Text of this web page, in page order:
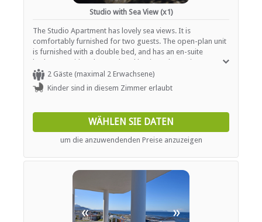
INTERNET
Kostenloses Wi-Fi
Studio with Sea View (x1)
The Studio Apartment has lovely sea views. It is
comfortably furnished for two guests. The open-plan unit
is furnished with a double bed, and has an en-suite
bathroom with a shower, hand basin and WC. Linen,
towels and hairdryers, are provided. The small kitchen is
equipped with a two-plate stove, microwave, fridge and
tea-and-coffee-making facilities. The Studio has a TV with
pation and private braai facilities are available for guests.
2 Gäste (maximal 2 Erwachsene)
Kinder sind in diesem Zimmer erlaubt
WÄHLEN SIE DATEN
um die anzuwendenden Preise anzuzeigen
« »